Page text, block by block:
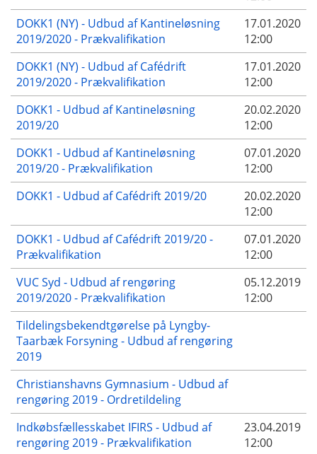
DOKK1 (NY) - Udbud af Kantineløsning
2019/2020 - Prækvalifikation
17.01.2020
12:00
DOKK1 (NY) - Udbud af Cafédrift
2019/2020 - Prækvalifikation
17.01.2020
12:00
DOKK1 - Udbud af Kantineløsning
2019/20
20.02.2020
12:00
DOKK1 - Udbud af Kantineløsning
2019/20 - Prækvalifikation
07.01.2020
12:00
DOKK1 - Udbud af Cafédrift 2019/20
20.02.2020
12:00
DOKK1 - Udbud af Cafédrift 2019/20 -
Prækvalifikation
07.01.2020
12:00
VUC Syd - Udbud af rengøring
2019/2020 - Prækvalifikation
05.12.2019
12:00
Tildelingsbekendtgørelse på Lyngby-
Taarbæk Forsyning - Udbud af rengøring
2019
Christianshavns Gymnasium - Udbud af
rengøring 2019 - Ordretildeling
Indkøbsfællesskabet IFIRS - Udbud af
rengøring 2019 - Prækvalifikation
23.04.2019
12:00